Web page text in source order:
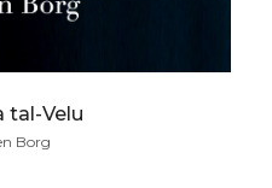
tal-Velu
Borg